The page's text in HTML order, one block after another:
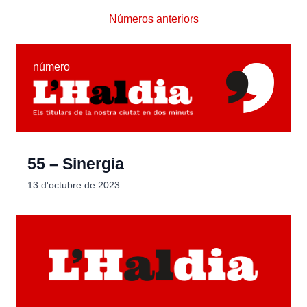
Números anteriors
número
55 – Sinergia
13 d'octubre de 2023